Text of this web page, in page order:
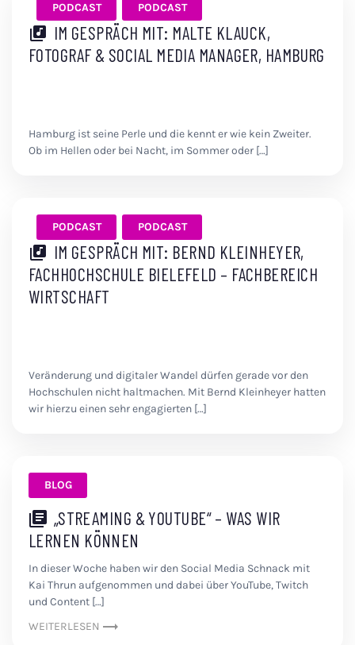
PODCAST PODCAST
IM GESPRÄCH MIT: MALTE KLAUCK,
FOTOGRAF & SOCIAL MEDIA MANAGER, HAMBURG
Hamburg ist seine Perle und die kennt er wie kein Zweiter.
Ob im Hellen oder bei Nacht, im Sommer oder […]
PODCAST PODCAST
IM GESPRÄCH MIT: BERND KLEINHEYER,
FACHHOCHSCHULE BIELEFELD – FACHBEREICH
WIRTSCHAFT
Veränderung und digitaler Wandel dürfen gerade vor den
Hochschulen nicht haltmachen. Mit Bernd Kleinheyer hatten
wir hierzu einen sehr engagierten […]
BLOG
„STREAMING & YOUTUBE“ – WAS WIR
LERNEN KÖNNEN
In dieser Woche haben wir den Social Media Schnack mit
Kai Thrun aufgenommen und dabei über YouTube, Twitch
und Content […]
WEITERLESEN